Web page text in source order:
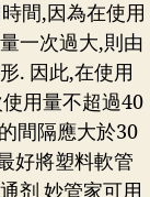
間,因為在使用
一次過大,則由
. 因此,在使用
用量不超過40
間隔應大於30
好將塑料軟管